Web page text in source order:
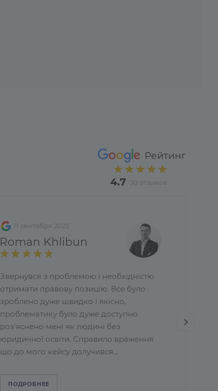
Рейтинг
4.7 30 отзывов
11 сентября 2025
Roman Khlibun
Звернувся з проблемою і необхідністю
отримати правову позицію. Все було
зроблено дуже швидко і якісно,
проблематику було дуже доступно
роз'яснено мені як людині без
юридичної освіти. Справило враження
що до мого кейсу долучився...
ПОДРОБНЕЕ